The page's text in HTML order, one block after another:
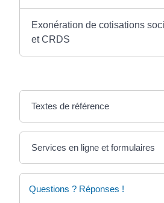
Exonération de cotisations
et CRDS
Textes de référence
Services en ligne et formulaires
Questions ? Réponses !